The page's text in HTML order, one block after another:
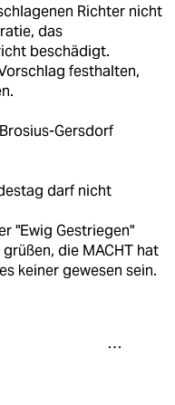
Richter nicht
das
beschädigt.
festhalten,
Gersdorf
darf nicht
"Ewig Gestriegen"
die MACHT hat
keiner gewesen sein.